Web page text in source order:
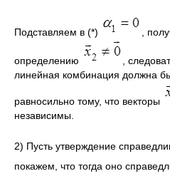
Подставляем в (*) ,
определению ,
линейная комбинация должна
равносильно тому, что векторы
независимы.
2) Пусть утверждение
покажем, что тогда оно